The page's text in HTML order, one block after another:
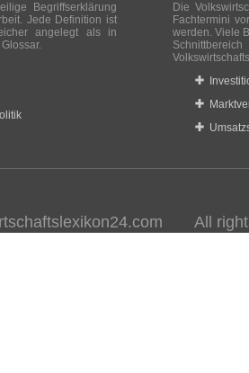
Begriffserklärung
Jede Definition ist
angelegt als in
Die
Fachtermini
werden. Viele
All